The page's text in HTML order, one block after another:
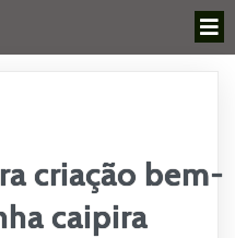
criação bem-
caipira